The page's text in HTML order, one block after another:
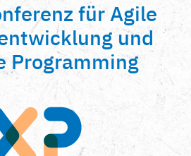
für Agile
und
Programming